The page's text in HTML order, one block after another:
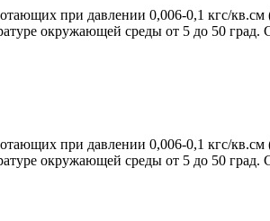
при давлении 0,006-0,1 кгс/
окружающей среды от 5 до 50 град.
при давлении 0,006-0,1 кгс/
окружающей среды от 5 до 50 град.